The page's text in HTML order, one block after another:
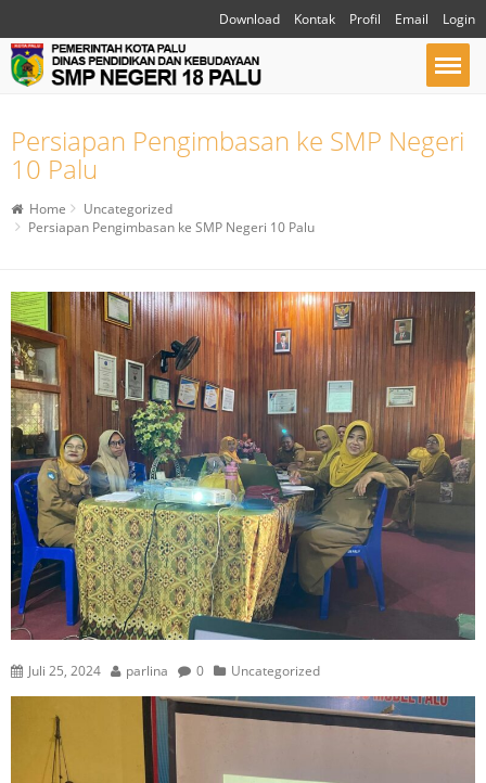
Download Kontak Profil Email Login
Persiapan Pengimbasan ke SMP Negeri
10 Palu
Home
Uncategorized
Persiapan Pengimbasan ke SMP Negeri 10 Palu
Juli 25, 2024 parlina 0 Uncategorized